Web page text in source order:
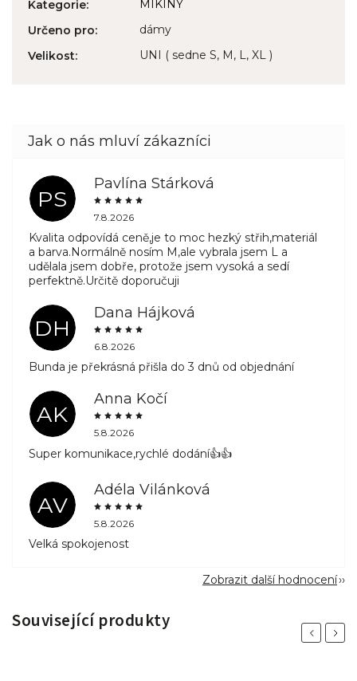
Kategorie:
MIKINY
Určeno pro:
dámy
Velikost: UNI ( sedne S, M, L, XL )
PS
Pavlína Stárková
7.8.2026
Kvalita odpovídá ceně,je to moc hezký střih,materiál
a barva.Normálně nosím M,ale vybrala jsem L a
udělala jsem dobře, protože jsem vysoká a sedí
perfektně.Určitě doporučuji
DH
Dana Hájková
6.8.2026
Bunda je překrásná přišla do 3 dnů od objednání
AK
Anna Kočí
5.8.2026
Super komunikace,rychlé dodání👍👍
AV
Adéla Vilánková
5.8.2026
Velká spokojenost
Zobrazit další hodnocení
Související produkty
Previous
Next